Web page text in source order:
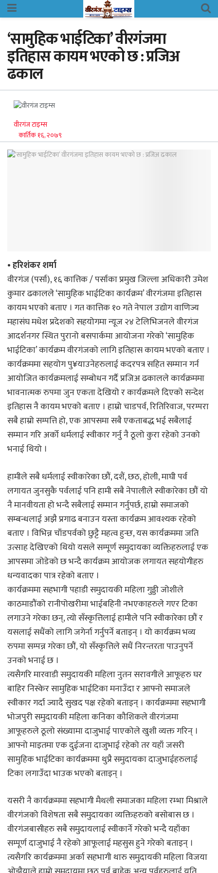
‘सामुहिक भाईटिका’ वीरगंजमा
इतिहास कायम भएको छ : प्रजिअ
ढकाल
वीरगंज टाइम्स
कार्तिक १६, २०७९
• हरिशंकर शर्मा
वीरगंज (पर्सा), १६ कात्तिक / पर्साका प्रमुख जिल्ला अधिकारी उमेश
कुमार ढकालले ‘सामुहिक भाईटिका कार्यक्रम’ वीरगंजमा इतिहास
कायम भएको बताए । गत कात्तिक १० गते नेपाल उद्योग वाणिज्य
महासंघ मधेश प्रदेशको सहयोगमा न्यूज २४ टेलिभिजनले वीरगंज
आदर्शनगर स्थित पुरानो बसपार्कमा आयोजना गरेको ‘सामुहिक
भाईटिका’ कार्यक्रम वीरगंजको लागि इतिहास कायम भएको बताए ।
कार्यक्रममा सहयोग पु¥याउनेहरुलाई कदरपत्र सहित सम्मान गर्न
आयोजित कार्यक्रमलाई सम्बोधन गर्दै प्रजिअ ढकालले कार्यक्रममा
भावनात्मक रुपमा जुन एकता देखियो र कार्यक्रमले दिएको सन्देश
इतिहास नै कायम भएको बताए । हाम्रो चाडपर्व, रितिरिवाज, परम्परा
सबै हाम्रो सम्पत्ति हो, एक आपसमा सबै एकताबद्ध भई सबैलाई
सम्मान गरि अर्को धर्मलाई स्वीकार गर्नु नै ठूलो कुरा रहेको उनको
भनाई थियो ।
हामीले सबै धर्मलाई स्वीकारेका छौं, दशैं, छठ, होली, माघी पर्व
लगायत जुनसुकै पर्वलाई पनि हामी सबै नेपालीले स्वीकारेका छौं यो
नै मानवीयता हो भन्दै सबैलाई सम्मान गर्नुपर्छ, हाम्रो समाजको
सम्बन्धलाई अझै प्रगाढ बनाउन यस्ता कार्यक्रम आवश्यक रहेको
बताए । विभिन्न चाँडपर्वको छुट्टै महत्व हुन्छ, यस कार्यक्रममा जति
उत्साह देखिएको थियो यसले सम्पूर्ण समुदायका व्यक्तिहरुलाई एक
आपसमा जोडेको छ भन्दै कार्यक्रम आयोजक लगायत सहयोगीहरु
धन्यवादका पात्र रहेको बताए ।
कार्यक्रममा सहभागी पहाडी समुदायकी महिला गुड्डी जोशीले
काठमाडौंको रानीपोखरीमा भाईबहिनी नभएकाहरुले गएर टिका
लगाउने गरेका छन्, त्यो सँस्कृत्तिलाई हामीले पनि स्वीकारेका छौं र
यसलाई सधैंको लागि जगेर्ना गर्नुपर्ने बताइन् । यो कार्यक्रम भव्य
रुपमा सम्पन्न गरेका छौं, यो सँस्कृत्तिले सधैं निरन्तरता पाउनुपर्ने
उनको भनाई छ ।
त्यसैगरि मारवाडी समुदायकी महिला नुतन सरावगीले आफूहरु घर
बाहिर निस्केर सामुहिक भाईटिका मनाउँदा र आफ्नो समाजले
स्वीकार गर्दा ज्यादै सुखद पक्ष रहेको बताइन् । कार्यक्रममा सहभागी
भोजपुरी समुदायकी महिला कनिका कौशिकले वीरगंजमा
आफूहरुले ठूलो संख्यामा दाजुभाई पाएकोले खुशी व्यक्त गरिन् ।
आफ्नो माइतमा एक दुईजना दाजुभाई रहेको तर यहाँ जसरी
सामुहिक भाईटिका कार्यक्रममा थुप्रै समुदायका दाजुभाईहरुलाई
टिका लगाउँदा भाउक भएको बताइन् ।
यसरी नै कार्यक्रममा सहभागी मैथली समाजका महिला रम्भा मिश्राले
वीरगंजको विशेषता सबै समुदायका व्यक्तिहरुको बसोबास छ ।
वीरगंजबासीहरु सबै समुदायलाई स्वीकार्ने गरेको भन्दै यहाँका
सम्पूर्ण दाजुभाई नै रहेको आफूलाई महसुस हुने गरेको बताइन् ।
त्यसैगरि कार्यक्रममा अर्का सहभागी थारु समुदायकी महिला विजया